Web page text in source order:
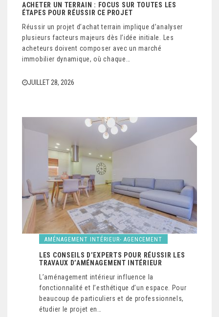
ACHETER UN TERRAIN : FOCUS SUR TOUTES LES
ÉTAPES POUR RÉUSSIR CE PROJET
Réussir un projet d’achat terrain implique d’analyser
plusieurs facteurs majeurs dès l’idée initiale. Les
acheteurs doivent composer avec un marché
immobilier dynamique, où chaque…
JUILLET 28, 2026
AMÉNAGEMENT INTÉRIEUR- AGENCEMENT
LES CONSEILS D’EXPERTS POUR RÉUSSIR LES
TRAVAUX D’AMÉNAGEMENT INTÉRIEUR
L’aménagement intérieur influence la
fonctionnalité et l’esthétique d’un espace. Pour
beaucoup de particuliers et de professionnels,
étudier le projet en…